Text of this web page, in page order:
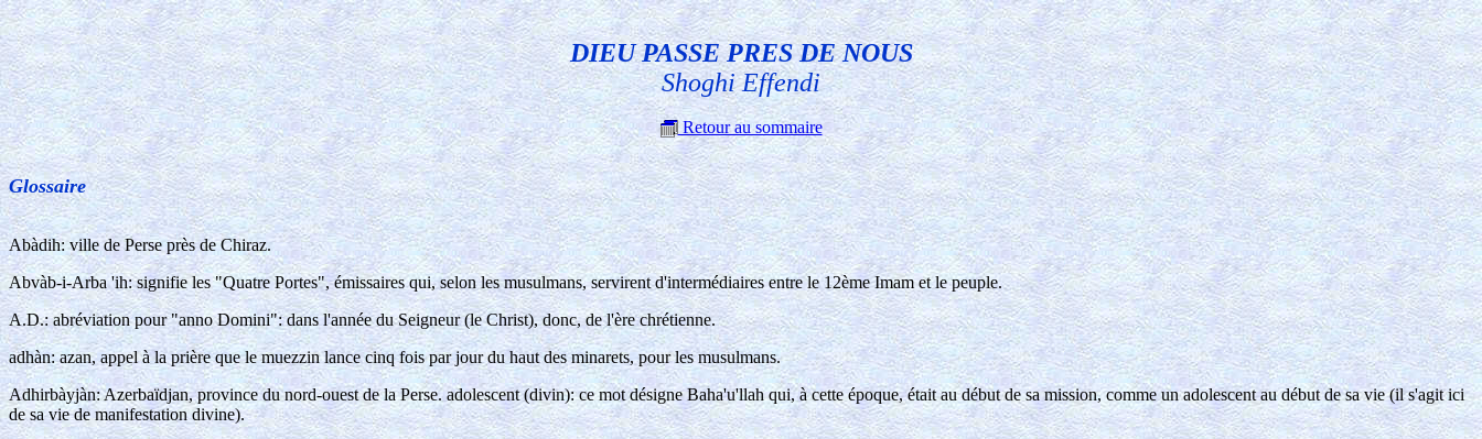
DIEU PASSE PRES DE NOUS
Shoghi Effendi
Retour au sommaire
Glossaire
Abàdih: ville de Perse près de Chiraz.
Abvàb-i-Arba 'ih: signifie les "Quatre Portes", émissaires qui, selon les musulmans, servirent d'intermédiaires entre le 12ème Imam et le peuple.
A.D.: abréviation pour "anno Domini": dans l'année du Seigneur (le Christ), donc, de l'ère chrétienne.
adhàn: azan, appel à la prière que le muezzin lance cinq fois par jour du haut des minarets, pour les musulmans.
Adhirbàyjàn: Azerbaïdjan, province du nord-ouest de la Perse. adolescent (divin): ce mot désigne Baha'u'llah qui, à cette époque, était au début de sa mission, comme un adolescent au début de sa vie (il s'agit ici
de sa vie de manifestation divine).